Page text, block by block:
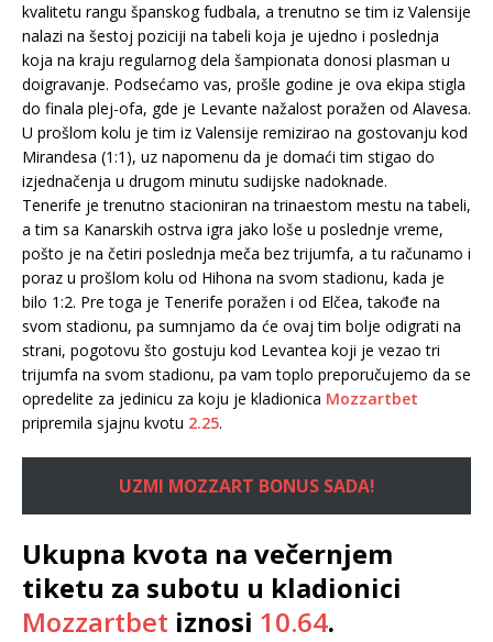
kvalitetu rangu španskog fudbala, a trenutno se tim iz Valensije
nalazi na šestoj poziciji na tabeli koja je ujedno i poslednja
koja na kraju regularnog dela šampionata donosi plasman u
doigravanje. Podsećamo vas, prošle godine je ova ekipa stigla
do finala plej-ofa, gde je Levante nažalost poražen od Alavesa.
U prošlom kolu je tim iz Valensije remizirao na gostovanju kod
Mirandesa (1:1), uz napomenu da je domaći tim stigao do
izjednačenja u drugom minutu sudijske nadoknade.
Tenerife je trenutno stacioniran na trinaestom mestu na tabeli,
a tim sa Kanarskih ostrva igra jako loše u poslednje vreme,
pošto je na četiri poslednja meča bez trijumfa, a tu računamo i
poraz u prošlom kolu od Hihona na svom stadionu, kada je
bilo 1:2. Pre toga je Tenerife poražen i od Elčea, takođe na
svom stadionu, pa sumnjamo da će ovaj tim bolje odigrati na
strani, pogotovu što gostuju kod Levantea koji je vezao tri
trijumfa na svom stadionu, pa vam toplo preporučujemo da se
opredelite za jedinicu za koju je kladionica Mozzartbet
pripremila sjajnu kvotu 2.25.
UZMI MOZZART BONUS SADA!
Ukupna kvota na večernjem
tiketu za subotu u kladionici
Mozzartbet iznosi 10.64.